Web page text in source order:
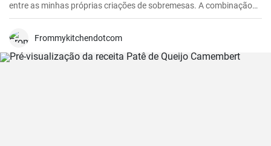
entre as minhas próprias criações de sobremesas. A combinação
de maçãs frescas e azedas, creme de mascarpone doce e cacau
interessante e deliciosa no tradicional tiramisu que irá certamente
impressiona não só pelo seu sabor excecional, mas também pelo
Frommykitchendotcom